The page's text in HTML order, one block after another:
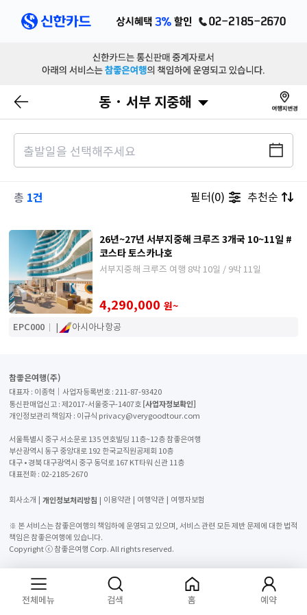
동 · 서부 지중해
총 1건 추천순
필터(0)
26년~27년 서부지중해 크루즈 3개국 10~11일 #
코스타 토스카나호
서부지중해 크루즈 여행 8박 10일 / 9박 11일
4,290,000 원~
EPC000 | 아시아나항공
참좋은여행(주)
대표자 : 이종혁│사업자등록번호 : 211-87-93420
통신판매업신고 : 제2017-서울중구-1407호 [사업자정보확인]
개인정보관리 책임자 : 이규식 privacy@verygoodtour.com
서울특별시 중구 서소문로 135 연호빌딩 11층~12층 참좋은여행
부산광역시 동구 중앙대로 192 한국교직원공제회 10층
대구 • 경북 대구광역시 중구 동덕로 167 KT타워 신관 11층
대표전화 : 02-2185-2670
회사소개 개인정보처리방침 이용약관 여행약관 여행자보험
※ 본 서비스는 참좋은여행의 책임하에 운영되고 있으며, 서비스 관련 모든 제반 문제에 대한 법적
책임은 참좋은여행에 있습니다.
Copyright ⓒ 참좋은여행 Corp. All rights reserved.
전체메뉴 검색 홈 예약